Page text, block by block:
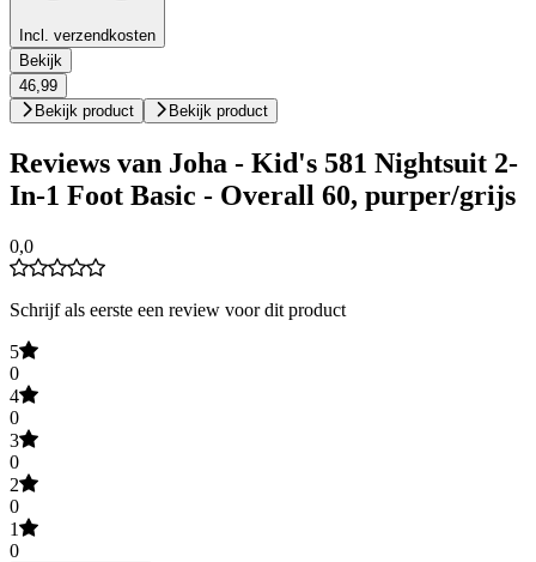
Incl. verzendkosten
Bekijk
46,99
Bekijk product
Bekijk product
Reviews van Joha - Kid's 581 Nightsuit 2-
In-1 Foot Basic - Overall 60, purper/grijs
0,0
Schrijf als eerste een review voor dit product
5
0
4
0
3
0
2
0
1
0